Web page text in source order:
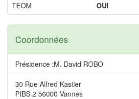
TEOM OUI
Coordonnées
Présidence :M. David ROBO
30 Rue Alfred Kastler
PIBS 2 56000 Vannes